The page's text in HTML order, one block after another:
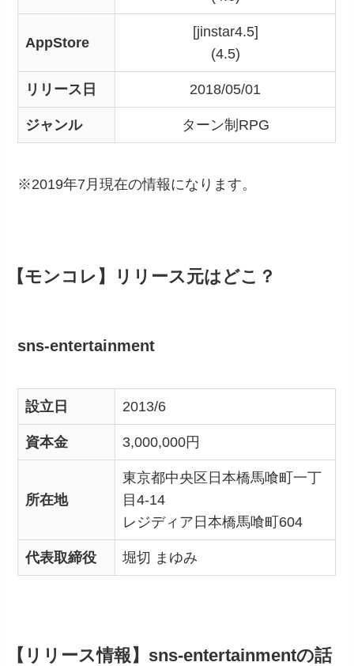
AppStore
[jinstar4.5]
(4.5)
リリース日 2018/05/01
ジャンル ターン制RPG
※2019年7月現在の情報になります。
【モンコレ】リリース元はどこ？
sns-entertainment
設立日 2013/6
資本金 3,000,000円
所在地
東京都中央区日本橋馬喰町一丁
目4-14
レジディア日本橋馬喰町604
代表取締役 堀切 まゆみ
【リリース情報】sns-entertainmentの話